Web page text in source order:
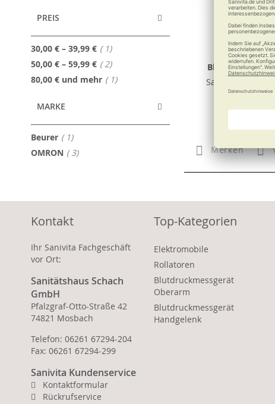
OMRON
Sanfte
36,50 €
Merken
PREIS
30,00 € – 39,99 € 1Artikel
50,00 € – 59,99 € 2Artikel
80,00 € und mehr 1Artikel
MARKE
Beurer 1Artikel
OMRON 3Artikel
Kontakt
Ihr Sanivita Fachgeschäft
vor Ort:
Sanitätshaus Schach
GmbH
Pfalzgraf-Otto-Straße 42
74821 Mosbach
Telefon: 06261 67294-204
Fax: 06261 67294-299
Sanivita Kundenservice
Kontaktformular
Rückrufservice
Top-Kategorien
Elektromobile
Rollatoren
Blutdruckmessgerät
Oberarm
Blutdruckmessgerät
Handgelenk